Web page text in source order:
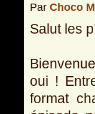
Par Choco
Salut les
oui !
format